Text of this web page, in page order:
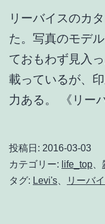
リーバイスのカ
た。写真のモデ
ておもわず見入
載っているが、
力ある。 《リー
投稿日: 2016-03-03
カテゴリー: life_top
タグ: Levi's リーバ